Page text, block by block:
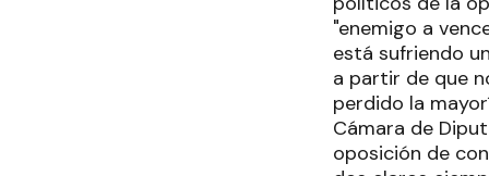
"enemigo a
está sufriendo
a partir de que
perdido la
Cámara de
oposición de